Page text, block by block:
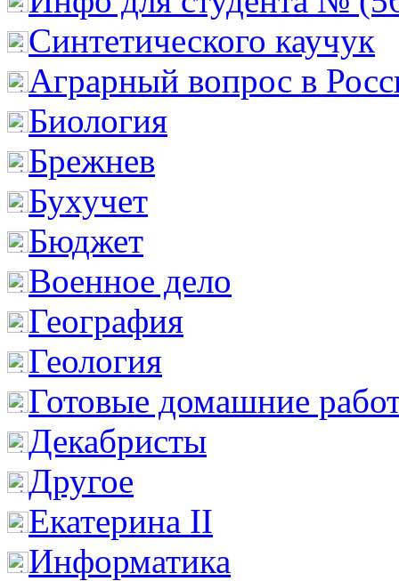
Cинтетического каучук
Аграрный вопрос в
Биология
Брежнев
Бухучет
Бюджет
Военное дело
География
Геология
Готовые домашние
Декабристы
Другое
Екатерина II
Информатика